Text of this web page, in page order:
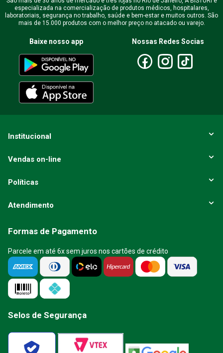
especializada na comercialização de produtos médicos, hospitalares,
laboratoriais, segurança no trabalho, saúde e bem-estar e muitos outros. São
mais de 15.000 produtos com o melhor preço no atacado ou varejo.
Baixe nosso app Nossas Redes Socias
Institucional
Vendas on-line
Políticas
Atendimento
Formas de Pagamento
Parcele em até 6x sem juros nos cartões de crédito
Selos de Segurança